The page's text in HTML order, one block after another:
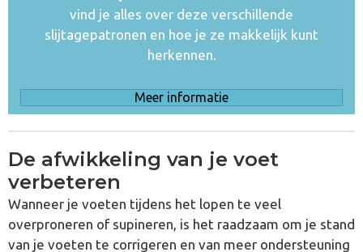
vind je alles over deze verschillende
slijtagepatronen en hoe je ze makkelijk kunt
herkennen.
Meer informatie
De afwikkeling van je voet
verbeteren
Wanneer je voeten tijdens het lopen te veel
overproneren of supineren, is het raadzaam om je stand
van je voeten te corrigeren en van meer ondersteuning